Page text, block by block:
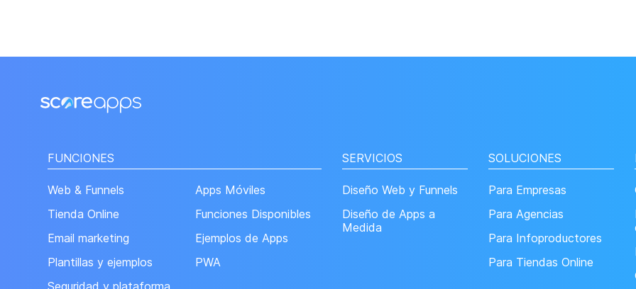
FUNCIONES
Web & Funnels
Tienda Online
Email marketing
Plantillas y ejemplos
Seguridad y plataforma
Apps Móviles
Funciones Disponibles
Ejemplos de Apps
PWA
SERVICIOS
Diseño Web y Funnels
Diseño de Apps a
Medida
SOLUCIONES
Para Empresas
Para Agencias
Para Infoproductores
Para Tiendas Online